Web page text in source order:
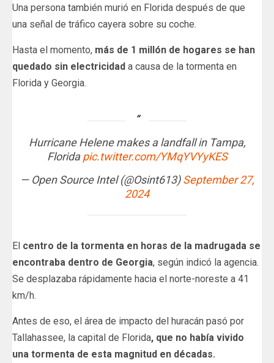
Una persona también murió en Florida después de que
una señal de tráfico cayera sobre su coche.
Hasta el momento, más de 1 millón de hogares se han
quedado sin electricidad a causa de la tormenta en
Florida y Georgia.
Hurricane Helene makes a landfall in Tampa,
Floridapic.twitter.com/YMqYVYyKES
— Open Source Intel (@Osint613)September 27,
2024
El centro de la tormenta en horas de la madrugada se
encontraba dentro de Georgia, según indicó la agencia.
Se desplazaba rápidamente hacia el norte-noreste a 41
km/h.
Antes de eso, el área de impacto del huracán pasó por
Tallahassee, la capital de Florida, que no había vivido
una tormenta de esta magnitud en décadas.